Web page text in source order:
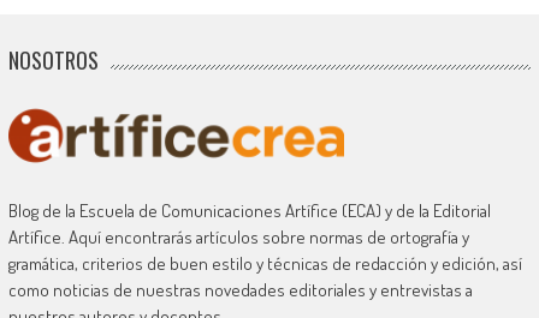
NOSOTROS
Blog de la Escuela de Comunicaciones Artífice (ECA) y de la Editorial
Artífice. Aquí encontrarás artículos sobre normas de ortografía y
gramática, criterios de buen estilo y técnicas de redacción y edición, así
como noticias de nuestras novedades editoriales y entrevistas a